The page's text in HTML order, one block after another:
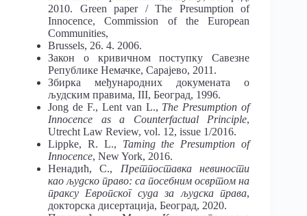
2010. Green paper / The Presumption of
Innocence, Commission of the European
Communities,
Brussels, 26. 4. 2006.
Закон о кривичном поступку Савезне
Републике Немачке, Сарајево, 2011.
Збирка међународних докумената о
људским правима, III, Београд, 1996.
Jong de F., Lent van L., The Presumptionof
Innocence as a Counterfactual Principle,
Utrecht Law Review, vol. 12, issue 1/2016.
Lippke, R. L., Taming the Presumption of
Innocence, New York, 2016.
Ненадић, С., Претпоставка невиности
као људско право: са посебним освртом на
праксу Европског суда за људска права,
докторска дисертација, Београд, 2020.